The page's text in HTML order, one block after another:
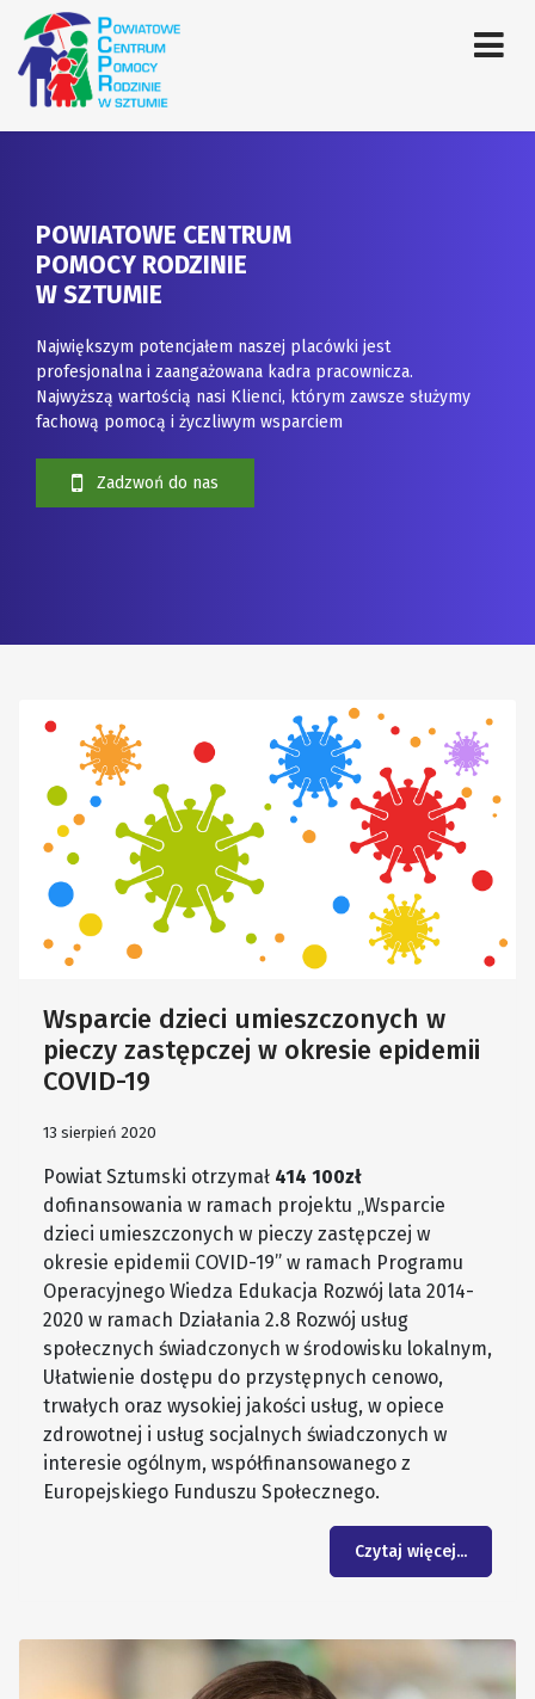
POWIATOWE CENTRUM
POMOCY RODZINIE
W SZTUMIE
Największym potencjałem naszej placówki jest
profesjonalna i zaangażowana kadra pracownicza.
Najwyższą wartością nasi Klienci, którym zawsze służymy
fachową pomocą i życzliwym wsparciem
Zadzwoń do nas
Wsparcie dzieci umieszczonych w
pieczy zastępczej w okresie epidemii
COVID-19
13 sierpień 2020
Powiat Sztumski otrzymał 414 100zł
dofinansowania w ramach projektu „Wsparcie
dzieci umieszczonych w pieczy zastępczej w
okresie epidemii COVID-19” w ramach Programu
Operacyjnego Wiedza Edukacja Rozwój lata 2014-
2020 w ramach Działania 2.8 Rozwój usług
społecznych świadczonych w środowisku lokalnym,
Ułatwienie dostępu do przystępnych cenowo,
trwałych oraz wysokiej jakości usług, w opiece
zdrowotnej i usług socjalnych świadczonych w
interesie ogólnym, współfinansowanego z
Europejskiego Funduszu Społecznego.
Czytaj więcej...